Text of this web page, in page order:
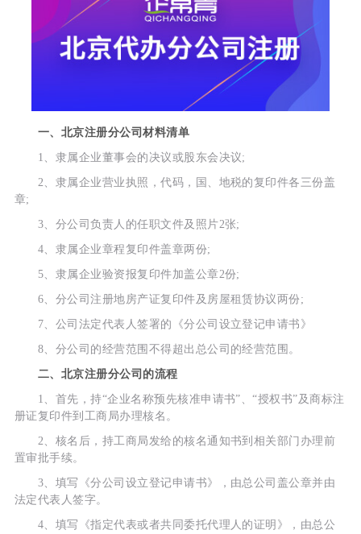
一、北京注册分公司材料清单
1、隶属企业董事会的决议或股东会决议;
2、隶属企业营业执照，代码，国、地税的复印件各三份盖
章;
3、分公司负责人的任职文件及照片2张;
4、隶属企业章程复印件盖章两份;
5、隶属企业验资报复印件加盖公章2份;
6、分公司注册地房产证复印件及房屋租赁协议两份;
7、公司法定代表人签署的《分公司设立登记申请书》
8、分公司的经营范围不得超出总公司的经营范围。
二、北京注册分公司的流程
1、首先，持“企业名称预先核准申请书”、“授权书”及商标注
册证复印件到工商局办理核名。
2、核名后，持工商局发给的核名通知书到相关部门办理前
置审批手续。
3、填写《分公司设立登记申请书》，由总公司盖公章并由
法定代表人签字。
4、填写《指定代表或者共同委托代理人的证明》，由总公